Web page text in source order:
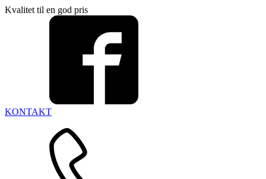
Kvalitet til en god pris
KONTAKT